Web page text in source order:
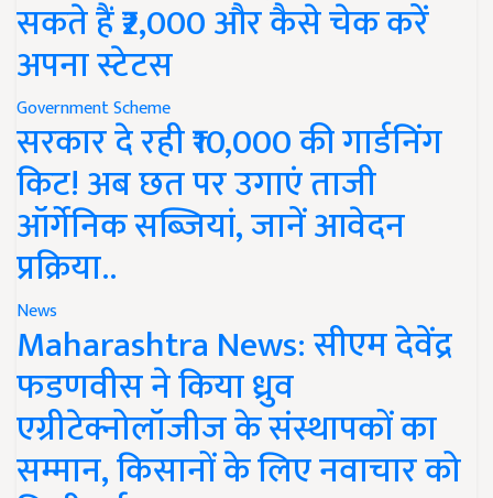
सकते हैं ₹2,000 और कैसे चेक करें
अपना स्टेटस
Government Scheme
सरकार दे रही ₹10,000 की गार्डनिंग
किट! अब छत पर उगाएं ताजी
ऑर्गेनिक सब्जियां, जानें आवेदन
प्रक्रिया..
News
Maharashtra News: सीएम देवेंद्र
फडणवीस ने किया ध्रुव
एग्रीटेक्नोलॉजीज के संस्थापकों का
सम्मान, किसानों के लिए नवाचार को